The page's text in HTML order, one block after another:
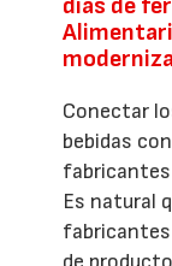
días de
Conectar
bebidas
Es natural